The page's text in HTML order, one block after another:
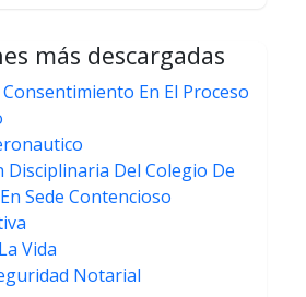
más descargadas
Consentimiento En El Proceso
Disciplinaria Del Colegio De
Sede Contencioso
Vida
Notarial